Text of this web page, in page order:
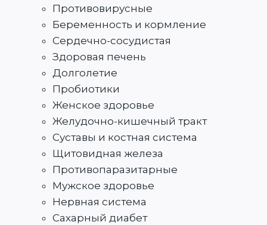
Противовирусные
Беременность и кормление
Сердечно-сосудистая
Здоровая печень
Долголетие
Пробиотики
Женское здоровье
Желудочно-кишечный тракт
Суставы и костная система
Щитовидная железа
Противопаразитарные
Мужское здоровье
Нервная система
Сахарный диабет